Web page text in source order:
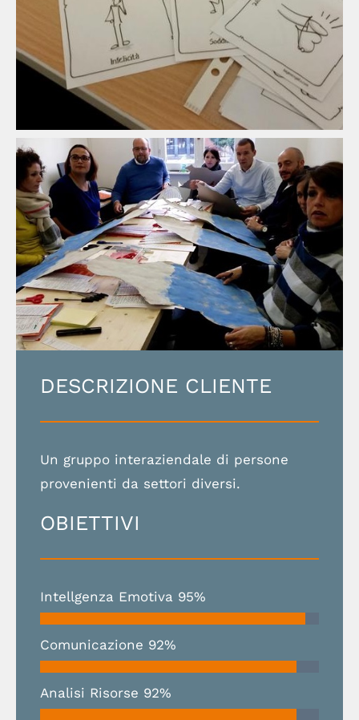
DESCRIZIONE CLIENTE
Un gruppo interaziendale di persone
provenienti da settori diversi.
OBIETTIVI
Intellgenza Emotiva 95%
Comunicazione 92%
Analisi Risorse 92%